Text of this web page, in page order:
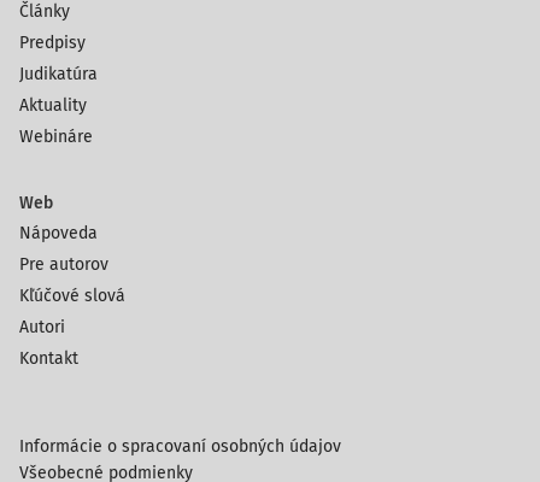
Články
Predpisy
Judikatúra
Aktuality
Webináre
Web
Nápoveda
Pre autorov
Kľúčové slová
Autori
Kontakt
Informácie o spracovaní osobných údajov
Všeobecné podmienky